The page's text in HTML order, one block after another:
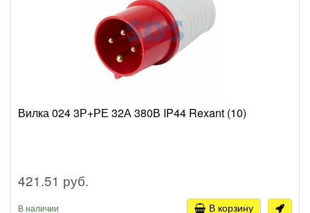
Вилка 024 3Р+РЕ 32А 380В IP44 Rexant (10)
421.51 руб.
В наличии В корзину